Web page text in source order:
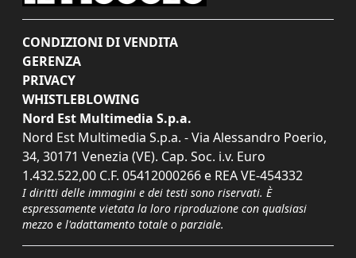
CONDIZIONI DI VENDITA
GERENZA
PRIVACY
WHISTLEBLOWING
Nord Est Multimedia S.p.a.
Nord Est Multimedia S.p.a. - Via Alessandro Poerio,
34, 30171 Venezia (VE). Cap. Soc. i.v. Euro
1.432.522,00 C.F. 05412000266 e REA VE-454332
I diritti delle immagini e dei testi sono riservati. È
espressamente vietata la loro riproduzione con qualsiasi
mezzo e l'adattamento totale o parziale.